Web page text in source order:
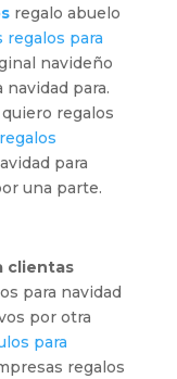
regalo abuelo
regalos para
navideño
para.
regalos
regalos
para
una parte.
clientas
para navidad
por otra
para
regalos